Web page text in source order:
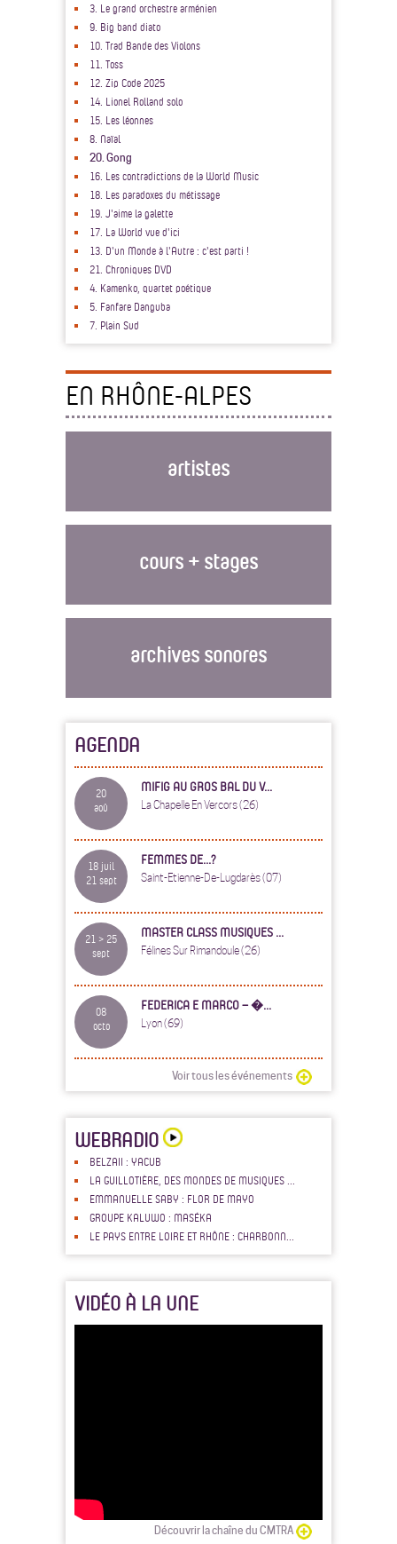
3. Le grand orchestre arménien
9. Big band diato
10. Trad Bande des Violons
11. Toss
12. Zip Code 2025
14. Lionel Rolland solo
15. Les léonnes
8. Naïal
20. Gong
16. Les contradictions de la World Music
18. Les paradoxes du métissage
19. J'aime la galette
17. La World vue d'ici
13. D'un Monde à l'Autre : c'est parti !
21. Chroniques DVD
4. Kamenko, quartet poétique
5. Fanfare Danguba
7. Plain Sud
EN RHÔNE-ALPES
artistes
cours + stages
archives sonores
AGENDA
20
aoû
MIFIG AU GROS BAL DU V...
La Chapelle En Vercors (26)
18 juil
21 sept
FEMMES DE...?
Saint-Etienne-De-Lugdarès (07)
21 > 25
sept
MASTER CLASS MUSIQUES ...
Félines Sur Rimandoule (26)
08
octo
FEDERICA E MARCO – �...
Lyon (69)
Voir tous les événements
WEBRADIO
BELZAII : YACUB
LA GUILLOTIÈRE, DES MONDES DE MUSIQUES ...
EMMANUELLE SABY : FLOR DE MAYO
GROUPE KALUWO : MASÉKA
LE PAYS ENTRE LOIRE ET RHÔNE : CHARBONN...
VIDÉO À LA UNE
Découvrir la chaîne du CMTRA